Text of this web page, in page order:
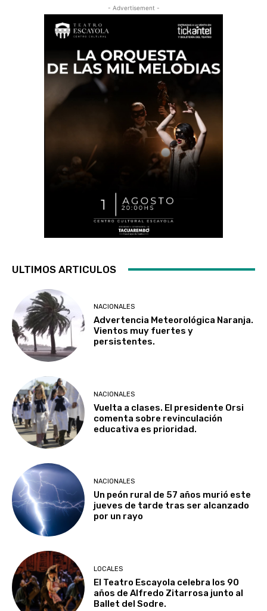
- Advertisement -
ULTIMOS ARTICULOS
NACIONALES
Advertencia Meteorológica Naranja.
Vientos muy fuertes y
persistentes.
NACIONALES
Vuelta a clases. El presidente Orsi
comenta sobre revinculación
educativa es prioridad.
NACIONALES
Un peón rural de 57 años murió este
jueves de tarde tras ser alcanzado
por un rayo
LOCALES
El Teatro Escayola celebra los 90
años de Alfredo Zitarrosa junto al
Ballet del Sodre.